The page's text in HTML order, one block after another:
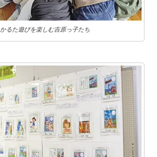
かるた遊びを楽しむ吉原っ子たち